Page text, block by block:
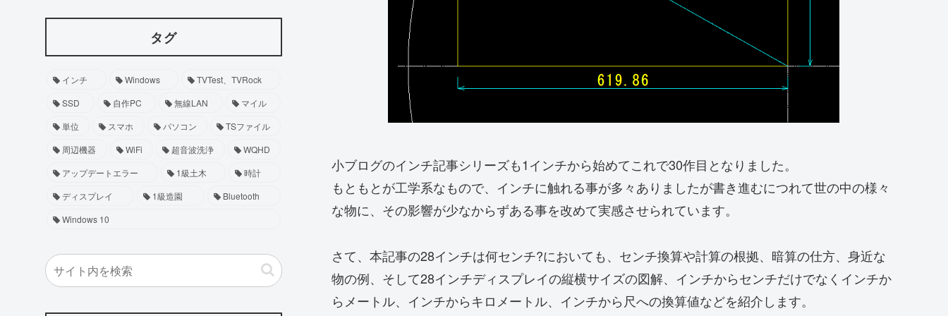
小ブログのインチ記事シリーズも1インチから始めてこれで30作目となりました。
もともとが工学系なもので、インチに触れる事が多々ありましたが書き進むにつれて世の中の様々
な物に、その影響が少なからずある事を改めて実感させられています。
さて、本記事の28インチは何センチ?においても、センチ換算や計算の根拠、暗算の仕方、身近な
物の例、そして28インチディスプレイの縦横サイズの図解、インチからセンチだけでなくインチか
らメートル、インチからキロメートル、インチから尺への換算値などを紹介します。
タグ
インチ Windows
TVTest、TVRock
SSD
自作PC 無線LAN
マイル
単位
スマホ パソコン
TSファイル
周辺機器
WiFi 超音波洗浄
WQHD
アップデートエラー
1級土木
時計
ディスプレイ
1級造園
Bluetooth
Windows 10